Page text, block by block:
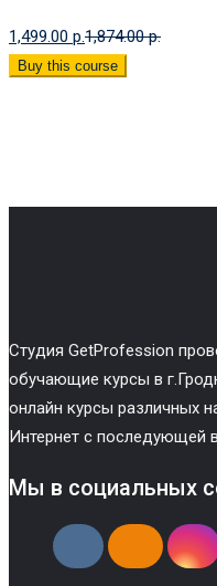
1,499.00 p. 1,874.00 p.
Buy this course
Cтудия GetProfession
обучающие курсы в
онлайн курсы различных
Интернет с последующей
Мы в социальных